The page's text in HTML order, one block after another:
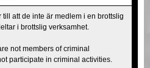
att de inte är medlem i en brottslig
i brottslig verksamhet.
not members of criminal
participate in criminal activities.